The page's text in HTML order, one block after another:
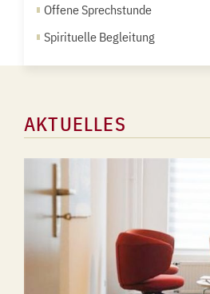
Offene Sprechstunde
Spirituelle Begleitung
AKTUELLES